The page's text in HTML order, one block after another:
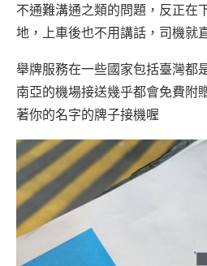
不通難溝通之類的問題，反正在
地，上車後也不用講話，司機就
舉牌服務在一些國家包括臺灣都
南亞的機場接送幾乎都會免費附
著你的名字的牌子接機喔